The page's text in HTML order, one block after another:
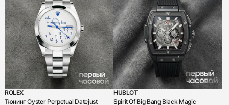
ROLEX
Тюнинг Oyster Perpetual Datejust
HUBLOT
Spirit Of Big Bang Black Magic